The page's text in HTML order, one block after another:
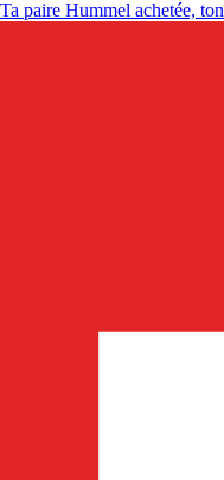
Ta paire Hummel achetée, ton